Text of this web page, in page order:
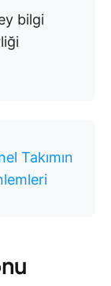
bilgi
Takımın